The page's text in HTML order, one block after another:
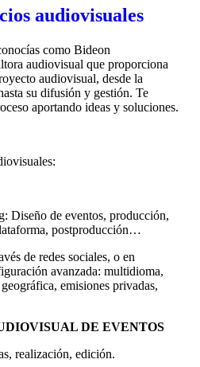
audiovisuales
como Bideon
audiovisual que proporciona
audiovisual, desde la
su difusión y gestión. Te
aportando ideas y soluciones.
Diseño de eventos, producción,
postproducción…
de redes sociales, o en
avanzada: multidioma,
emisiones privadas,
DE EVENTOS
realización, edición.